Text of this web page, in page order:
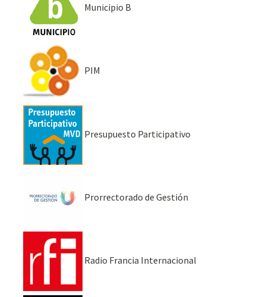
Municipio B
PIM
Presupuesto Participativo
Prorrectorado de Gestión
Radio Francia Internacional